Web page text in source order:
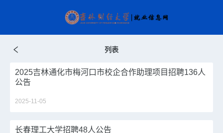
列表
2025吉林通化市梅河口市校企合作助理项目招聘136人
公告
2025-11-05
长春理工大学招聘48人公告